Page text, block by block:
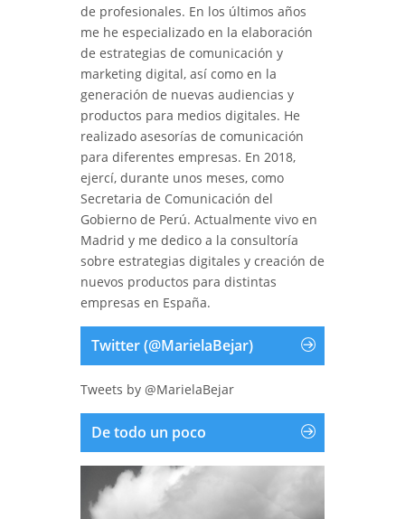
de profesionales. En los últimos años
me he especializado en la elaboración
de estrategias de comunicación y
marketing digital, así como en la
generación de nuevas audiencias y
productos para medios digitales. He
realizado asesorías de comunicación
para diferentes empresas. En 2018,
ejercí, durante unos meses, como
Secretaria de Comunicación del
Gobierno de Perú. Actualmente vivo en
Madrid y me dedico a la consultoría
sobre estrategias digitales y creación de
nuevos productos para distintas
empresas en España.
Twitter (@MarielaBejar)
Tweets by @MarielaBejar
De todo un poco